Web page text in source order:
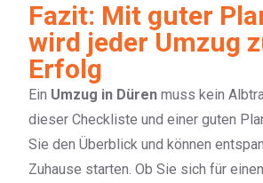
Fazit: Mit guter
wird jeder Umzug
Erfolg
Ein Umzug in Düren muss kein
dieser Checkliste und einer guten
Sie den Überblick und können
Zuhause starten. Ob Sie sich für